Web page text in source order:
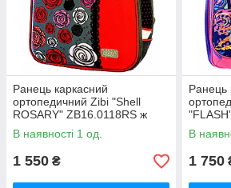
Всі ранці та рюкзаки
ТМ ZiBi
зшиті з
якісними швами, при пошитті
фурнітура. Завдяки цьому при
рюкзак не деформується, а тканина не
хлопчиків середнього шкільного віку.
Ранець каркасний
ортопедичний Zibi "Shell
ROSARY" ZB16.0118RS ж
В наявності 1 од.
1 550 ₴
Ранець
В
1 750